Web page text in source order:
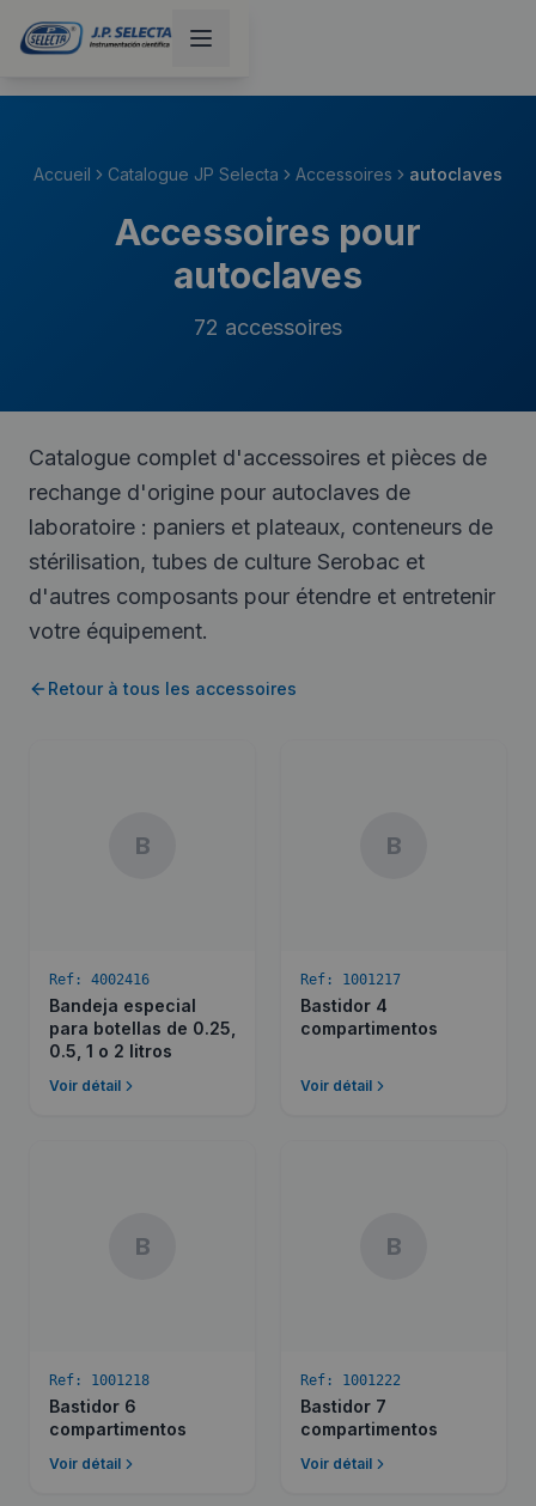
Accueil Catalogue JP Selecta Accessoires autoclaves
Accessoires pour
autoclaves
72 accessoires
Catalogue complet d'accessoires et pièces de
rechange d'origine pour autoclaves de
laboratoire : paniers et plateaux, conteneurs de
stérilisation, tubes de culture Serobac et
d'autres composants pour étendre et entretenir
votre équipement.
Retour à tous les accessoires
B
Ref: 4002416
Bandeja especial
para botellas de 0.25,
0.5, 1 o 2 litros
Voir détail
B
Ref: 1001217
Bastidor 4
compartimentos
Voir détail
B
Ref: 1001218
Bastidor 6
compartimentos
Voir détail
B
Ref: 1001222
Bastidor 7
compartimentos
Voir détail